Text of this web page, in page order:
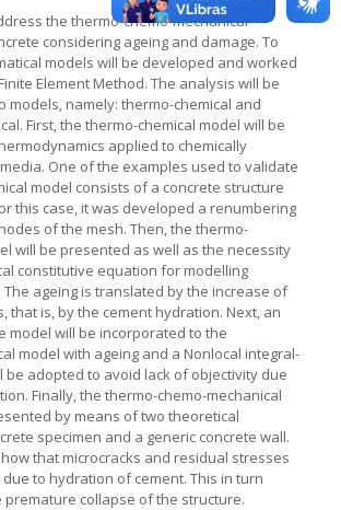
the thermo-chemo-mechanical
considering ageing and damage. To
models will be developed and worked
Element Method. The analysis will be
models, namely: thermo-chemical and
First, the thermo-chemical model will be
applied to chemically
One of the examples used to validate
model consists of a concrete structure
this case, it was developed a renumbering
of the mesh. Then, the thermo-
will be presented as well as the necessity
constitutive equation for modelling
The ageing is translated by the increase of
that is, by the cement hydration. Next, an
model will be incorporated to the
model with ageing and a Nonlocal integral-
be adopted to avoid lack of objectivity due
Finally, the thermo-chemo-mechanical
by means of two theoretical
specimen and a generic concrete wall.
that microcracks and residual stresses
to hydration of cement. This in turn
premature collapse of the structure.